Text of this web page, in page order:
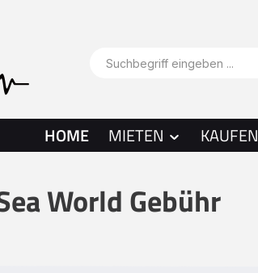
HOME MIETEN KAUFEN
World Gebühr